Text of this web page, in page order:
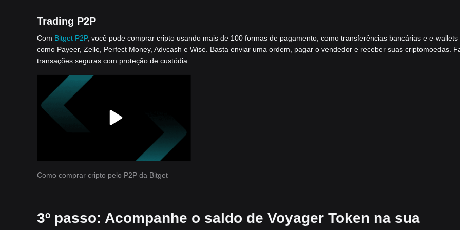
Trading P2P
Com Bitget P2P, você pode comprar cripto usando mais de 100 formas de pagamento, como transferências bancárias e e-wallets
como Payeer, Zelle, Perfect Money, Advcash e Wise. Basta enviar uma ordem, pagar o vendedor e receber suas criptomoedas.
transações seguras com proteção de custódia.
Como comprar cripto pelo P2P da Bitget
3º passo: Acompanhe o saldo de Voyager Token na sua